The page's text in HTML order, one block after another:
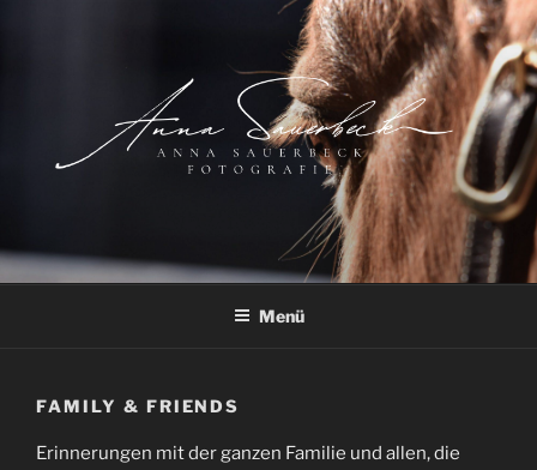
Menü
FAMILY & FRIENDS
Erinnerungen mit der ganzen Familie und allen, die